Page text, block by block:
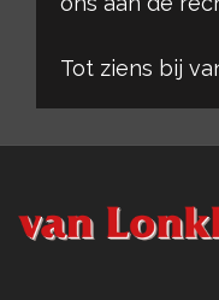
Tot ziens bij